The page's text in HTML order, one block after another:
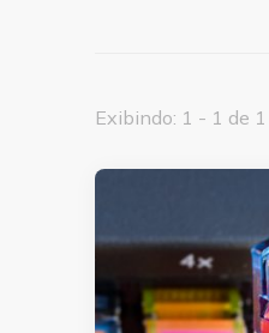
Exibindo: 1 - 1 de